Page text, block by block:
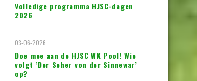
Volledige programma HJSC-dagen
2026
Doe mee aan de HJSC WK Pool! Wie
volgt ‘Der Seher von der Sinnewar’
op?
03-06-2026